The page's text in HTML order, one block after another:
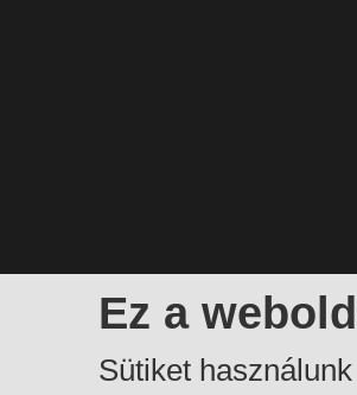
Ez a
Sütiket